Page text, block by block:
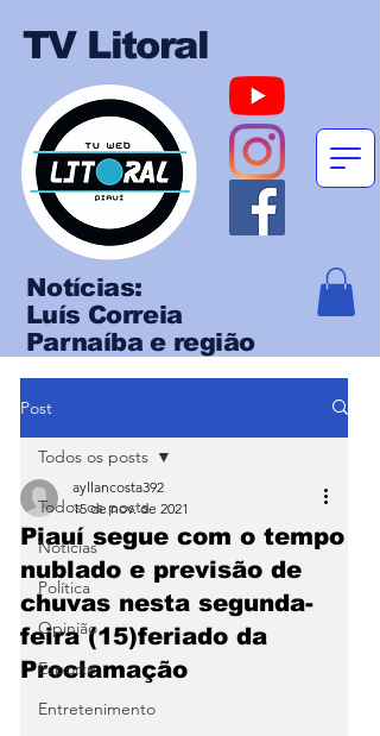
TV Litoral
Notícias:
Luís Correia
Parnaíba e região
Post
Todos os posts
Notícias
Política
Opinião
Esporte
Entretenimento
Todos os posts
Piauí segue com o tempo
nublado e previsão de
chuvas nesta segunda-
feira (15)feriado da
Proclamação
ayllancosta392
15 de nov. de 2021